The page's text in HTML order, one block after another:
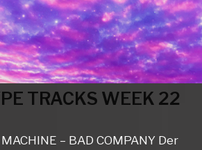
TRACKS WEEK 22
– BAD COMPANY Der